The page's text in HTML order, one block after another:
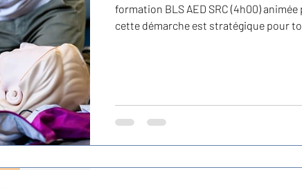
formation BLS AED SRC (4h00) animée par VRescuer Sàrl . Pourquoi
cette démarche est stratégique pour
recommandations du Swiss Resuscitat